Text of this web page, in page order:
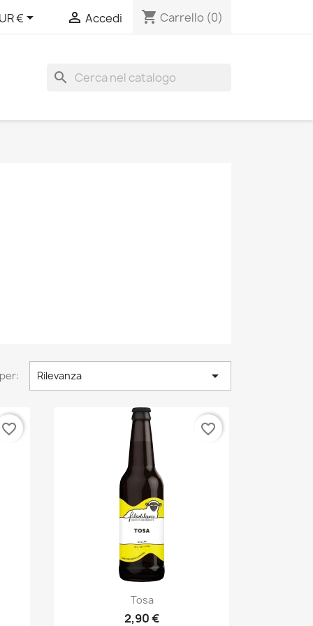
€  Accedi shopping_cart Carrello (0)
search
Rilevanza 
favorite_border
Anteprima
Tosa
2,90 €
favorite_border